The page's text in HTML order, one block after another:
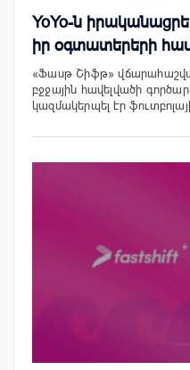
YoYo-ն
իր օգտատերերի
«Ֆասթ Շիֆթ»
բջջային հավելվածի
կազմակերպել էր